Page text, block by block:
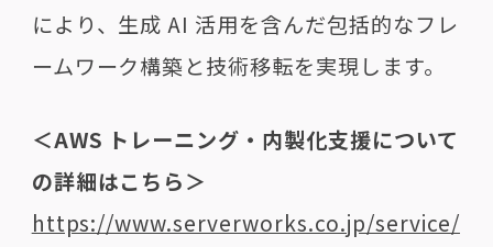
により、生成 AI 活用を含んだ包括的なフレ
ームワーク構築と技術移転を実現します。
＜AWS トレーニング・内製化支援について
の詳細はこちら＞
https://www.serverworks.co.jp/service/